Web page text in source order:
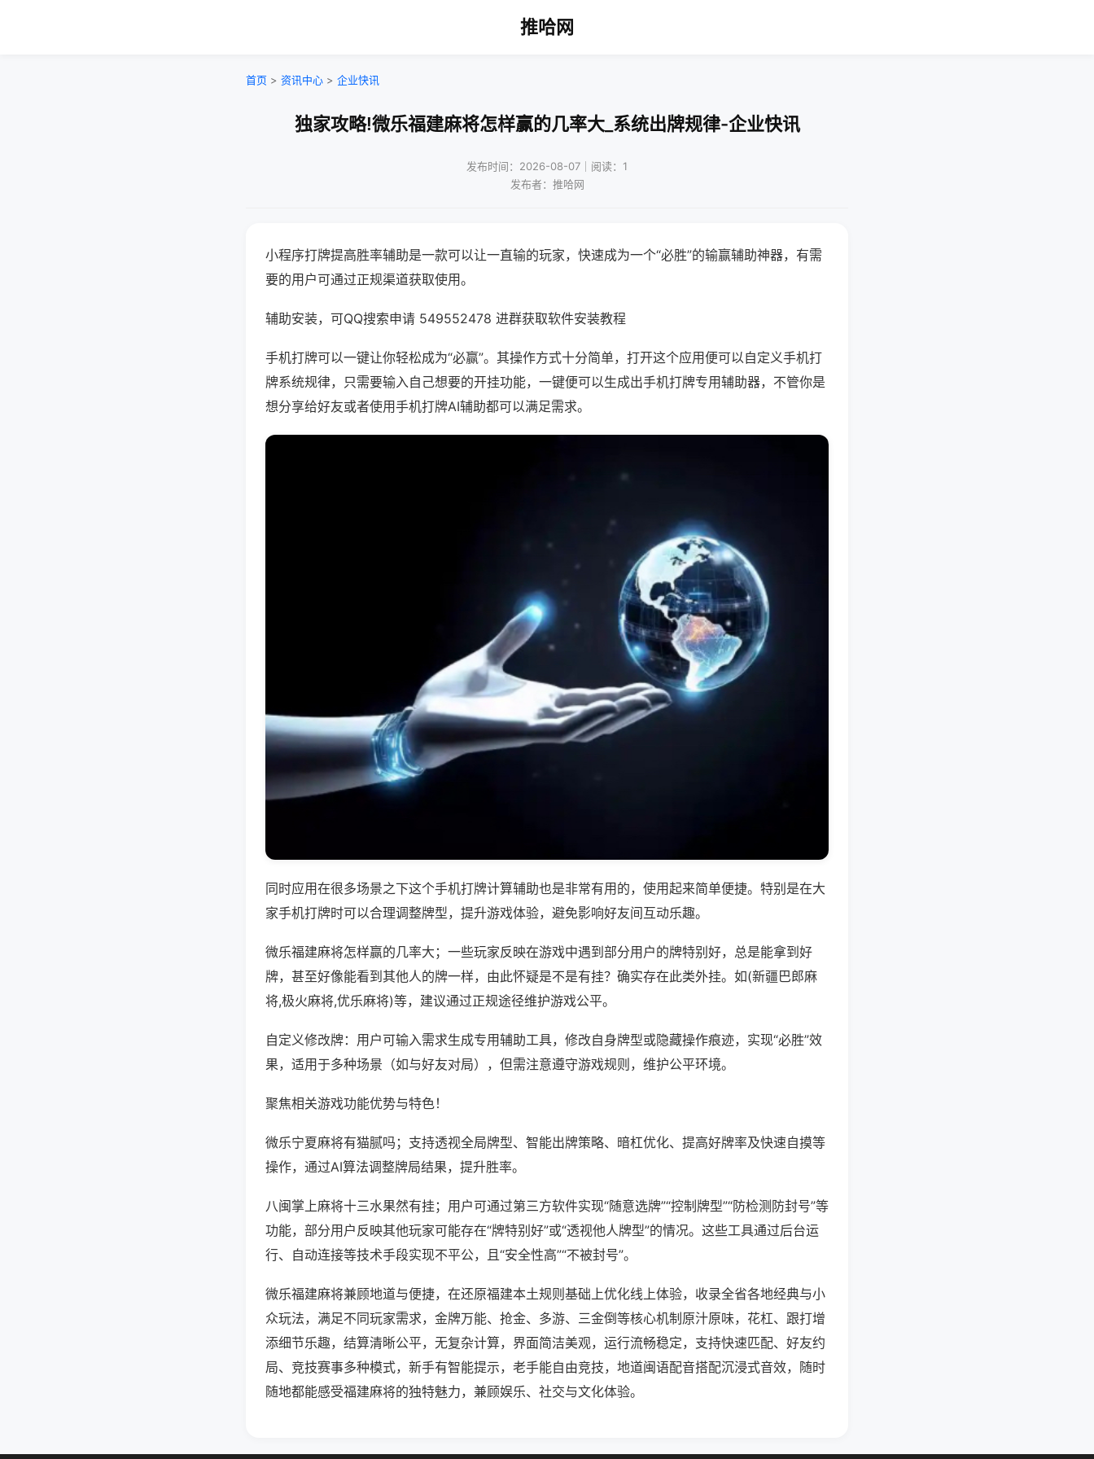
推哈网
首页 > 资讯中心 > 企业快讯
独家攻略!微乐福建麻将怎样赢的几率大_系统出牌规律-企业快讯
发布时间：2026-08-07｜阅读：1
发布者：推哈网
小程序打牌提高胜率辅助是一款可以让一直输的玩家，快速成为一个“必胜”的输赢辅助神器，有需
要的用户可通过正规渠道获取使用。
辅助安装，可QQ搜索申请 549552478 进群获取软件安装教程
手机打牌可以一键让你轻松成为“必赢”。其操作方式十分简单，打开这个应用便可以自定义手机打
牌系统规律，只需要输入自己想要的开挂功能，一键便可以生成出手机打牌专用辅助器，不管你是
想分享给好友或者使用手机打牌AI辅助都可以满足需求。
同时应用在很多场景之下这个手机打牌计算辅助也是非常有用的，使用起来简单便捷。特别是在大
家手机打牌时可以合理调整牌型，提升游戏体验，避免影响好友间互动乐趣。
微乐福建麻将怎样赢的几率大；一些玩家反映在游戏中遇到部分用户的牌特别好，总是能拿到好
牌，甚至好像能看到其他人的牌一样，由此怀疑是不是有挂？确实存在此类外挂。如(新疆巴郎麻
将,极火麻将,优乐麻将)等，建议通过正规途径维护游戏公平。
自定义修改牌：用户可输入需求生成专用辅助工具，修改自身牌型或隐藏操作痕迹，实现“必胜”效
果，适用于多种场景（如与好友对局），但需注意遵守游戏规则，维护公平环境。
聚焦相关游戏功能优势与特色！
微乐宁夏麻将有猫腻吗；支持透视全局牌型、智能出牌策略、暗杠优化、提高好牌率及快速自摸等
操作，通过AI算法调整牌局结果，提升胜率。
八闽掌上麻将十三水果然有挂；用户可通过第三方软件实现“随意选牌”“控制牌型”“防检测防封号”等
功能，部分用户反映其他玩家可能存在“牌特别好”或“透视他人牌型”的情况。这些工具通过后台运
行、自动连接等技术手段实现不平公，且“安全性高”“不被封号”。
微乐福建麻将兼顾地道与便捷，在还原福建本土规则基础上优化线上体验，收录全省各地经典与小
众玩法，满足不同玩家需求，金牌万能、抢金、多游、三金倒等核心机制原汁原味，花杠、跟打增
添细节乐趣，结算清晰公平，无复杂计算，界面简洁美观，运行流畅稳定，支持快速匹配、好友约
局、竞技赛事多种模式，新手有智能提示，老手能自由竞技，地道闽语配音搭配沉浸式音效，随时
随地都能感受福建麻将的独特魅力，兼顾娱乐、社交与文化体验。